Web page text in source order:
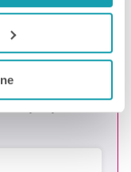
przekazywane
i analitycznych.
i wybrać tylko
wiąże się
dokonaj